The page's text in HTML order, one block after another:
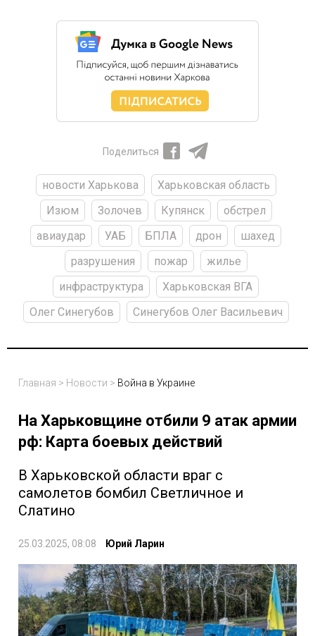
Поделиться
новости Харькова
Харьковская область
Изюм
Золочев Купянск
обстрел
авиаудар
УАБ БПЛА дрон
шахед
разрушения
пожар
жилье
инфраструктура
Харьковская ВГА
Олег Синегубов
Синегубов Олег Васильевич
Главная > Новости > Война в Украине
На Харьковщине отбили 9 атак армии
рф: Карта боевых действий
В Харьковской области враг с
самолетов бомбил Светличное и
Слатино
25.03.2025, 08:08 Юрий Ларин